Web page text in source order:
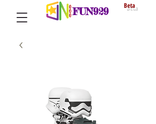
FUN929 Beta